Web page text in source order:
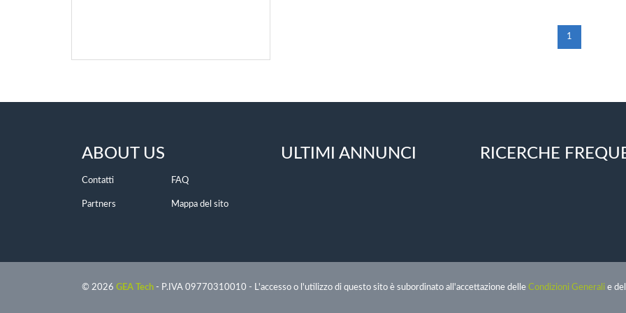
1
ABOUT US
Contatti FAQ
Partners Mappa del sito
ULTIMI ANNUNCI RICERCHE
© 2026 GEA Tech - P.IVA 09770310010 - L'accesso o l'utilizzo di questo sito è subordinato all'accettazione delle Condizioni Generali e